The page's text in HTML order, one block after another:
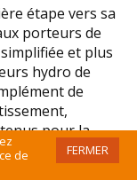
de
FERMER
étape vers sa
porteurs de
et plus
hydro de
de
pour la
(article 23,